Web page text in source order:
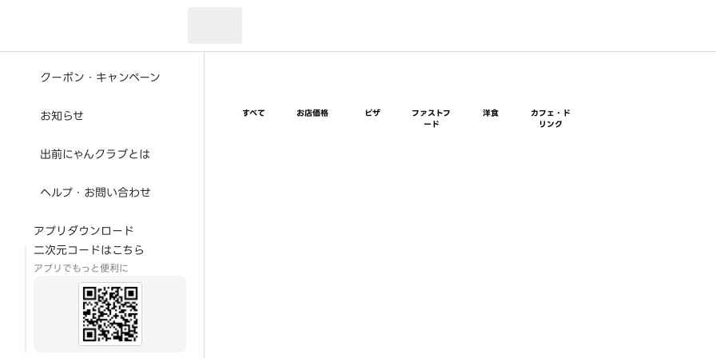
クーポン・キャンペーン
お知らせ
出前にゃんクラブとは
ヘルプ・お問い合わせ
アプリダウンロード
二次元コードはこちら
アプリでもっと便利に
すべて お店価格 ピザ
ファストフ
ード
洋食
カフェ・ド
リンク